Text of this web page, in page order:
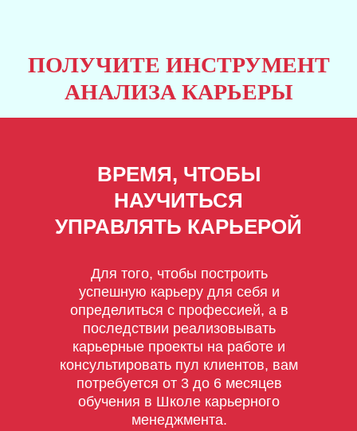
ПОЛУЧИТЕ ИНСТРУМЕНТ
АНАЛИЗА КАРЬЕРЫ
ВРЕМЯ, ЧТОБЫ
НАУЧИТЬСЯ
УПРАВЛЯТЬ КАРЬЕРОЙ
Для того, чтобы построить
успешную карьеру для себя и
определиться с профессией, а в
последствии реализовывать
карьерные проекты на работе и
консультировать пул клиентов, вам
потребуется от 3 до 6 месяцев
обучения в Школе карьерного
менеджмента.